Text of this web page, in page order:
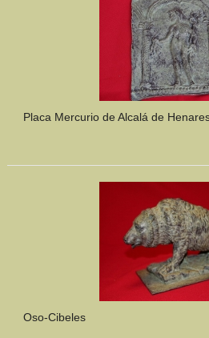
Placa Mercurio de Alcalá de
Oso-Cibeles